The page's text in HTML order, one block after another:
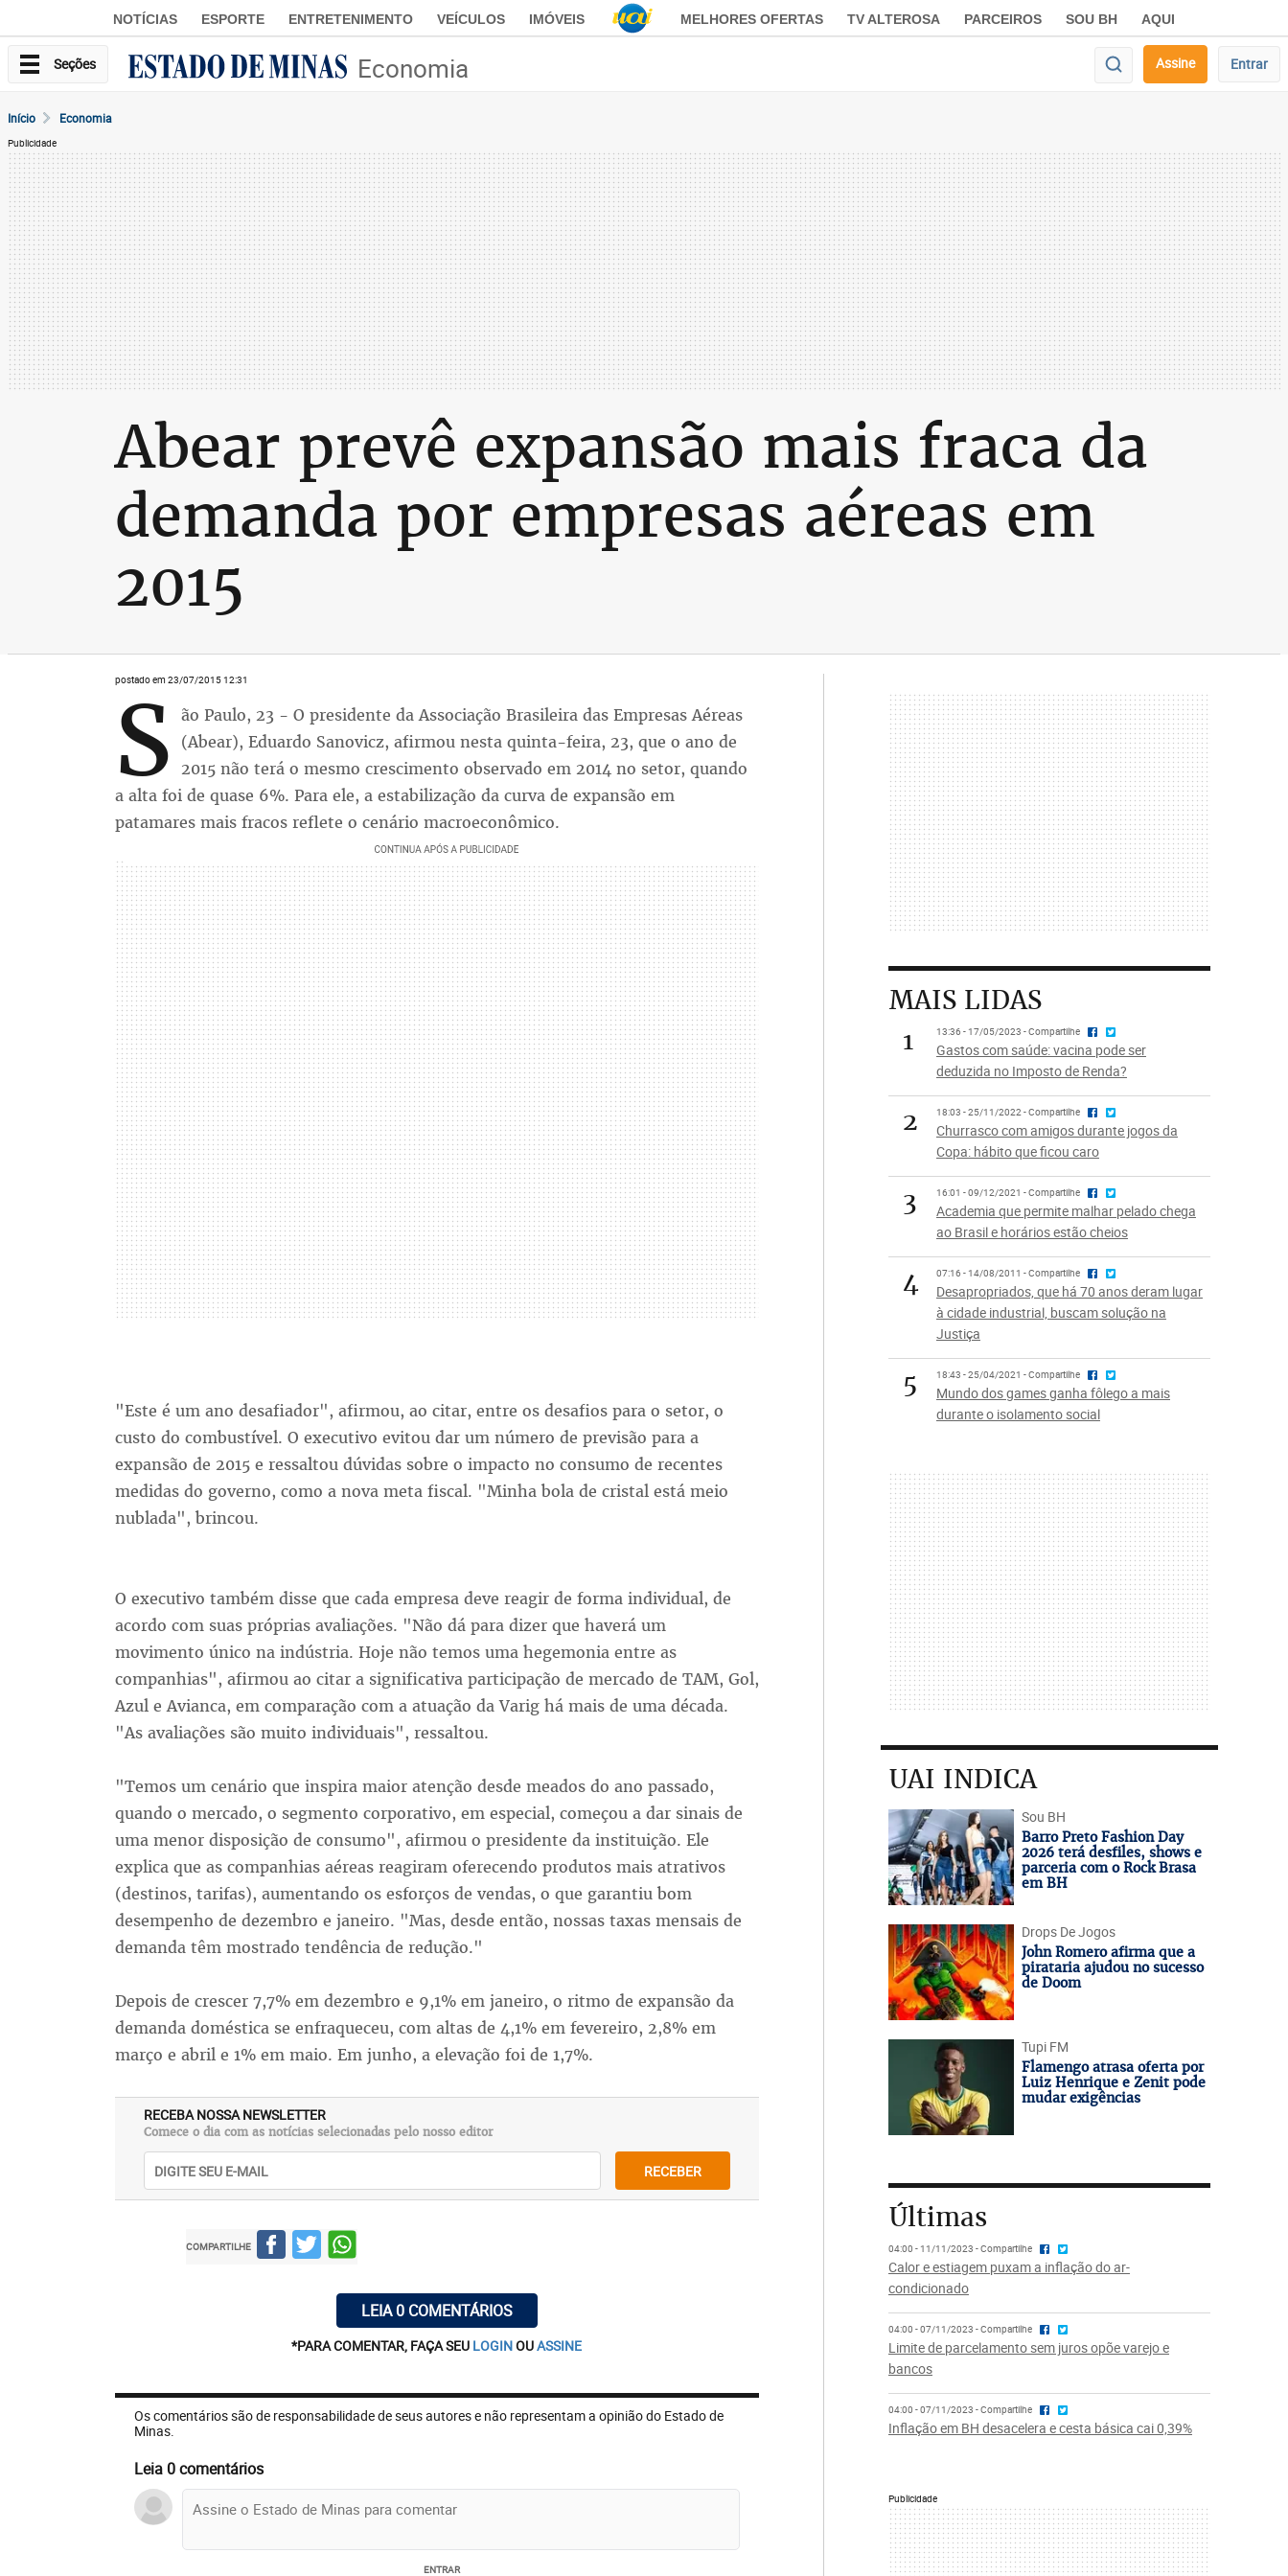
NOTÍCIAS ESPORTE ENTRETENIMENTO VEÍCULOS IMÓVEIS MELHORES OFERTAS TV ALTEROSA PARCEIROS SOU BH AQUI
Seções Economia Assine Entrar
Início Economia
Publicidade
Abear prevê expansão mais fraca da
demanda por empresas aéreas em
2015
postado em 23/07/2015 12:31
S ão Paulo, 23 - O presidente da Associação Brasileira das Empresas Aéreas
(Abear), Eduardo Sanovicz, afirmou nesta quinta-feira, 23, que o ano de
2015 não terá o mesmo crescimento observado em 2014 no setor, quando
a alta foi de quase 6%. Para ele, a estabilização da curva de expansão em
patamares mais fracos reflete o cenário macroeconômico.
"Este é um ano desafiador", afirmou, ao citar, entre os desafios para o setor, o
custo do combustível. O executivo evitou dar um número de previsão para a
expansão de 2015 e ressaltou dúvidas sobre o impacto no consumo de recentes
medidas do governo, como a nova meta fiscal. "Minha bola de cristal está meio
nublada", brincou.
O executivo também disse que cada empresa deve reagir de forma individual, de
acordo com suas próprias avaliações. "Não dá para dizer que haverá um
movimento único na indústria. Hoje não temos uma hegemonia entre as
companhias", afirmou ao citar a significativa participação de mercado de TAM, Gol,
Azul e Avianca, em comparação com a atuação da Varig há mais de uma década.
"As avaliações são muito individuais", ressaltou.
"Temos um cenário que inspira maior atenção desde meados do ano passado,
quando o mercado, o segmento corporativo, em especial, começou a dar sinais de
uma menor disposição de consumo", afirmou o presidente da instituição. Ele
explica que as companhias aéreas reagiram oferecendo produtos mais atrativos
(destinos, tarifas), aumentando os esforços de vendas, o que garantiu bom
desempenho de dezembro e janeiro. "Mas, desde então, nossas taxas mensais de
demanda têm mostrado tendência de redução."
Depois de crescer 7,7% em dezembro e 9,1% em janeiro, o ritmo de expansão da
demanda doméstica se enfraqueceu, com altas de 4,1% em fevereiro, 2,8% em
março e abril e 1% em maio. Em junho, a elevação foi de 1,7%.
RECEBA NOSSA NEWSLETTER
Comece o dia com as notícias selecionadas pelo nosso editor
RECEBER
COMPARTILHE
LEIA 0 COMENTÁRIOS
*PARA COMENTAR, FAÇA SEU LOGINOUASSINE
Os comentários são de responsabilidade de seus autores e não representam a opinião do Estado de
Minas.
Leia 0 comentários
ENTRAR
MAIS LIDAS
1
13:36 - 17/05/2023 - Compartilhe
Gastos com saúde: vacina pode ser
deduzida no Imposto de Renda?
2 18:03 - 25/11/2022 - Compartilhe
Churrasco com amigos durante jogos da
Copa: hábito que ficou caro
3 16:01 - 09/12/2021 - Compartilhe
Academia que permite malhar pelado chega
ao Brasil e horários estão cheios
4 07:16 - 14/08/2011 - Compartilhe
Desapropriados, que há 70 anos deram lugar
à cidade industrial, buscam solução na
Justiça
5 18:43 - 25/04/2021 - Compartilhe
Mundo dos games ganha fôlego a mais
durante o isolamento social
UAI INDICA
Sou BH
Barro Preto Fashion Day
2026 terá desfiles, shows e
parceria com o Rock Brasa
em BH
Drops De Jogos
John Romero afirma que a
pirataria ajudou no sucesso
de Doom
Tupi FM
Flamengo atrasa oferta por
Luiz Henrique e Zenit pode
mudar exigências
Últimas
04:00 - 11/11/2023 - Compartilhe
Calor e estiagem puxam a inflação do ar-
condicionado
04:00 - 07/11/2023 - Compartilhe
Limite de parcelamento sem juros opõe varejo e
bancos
04:00 - 07/11/2023 - Compartilhe
Inflação em BH desacelera e cesta básica cai 0,39%
Publicidade